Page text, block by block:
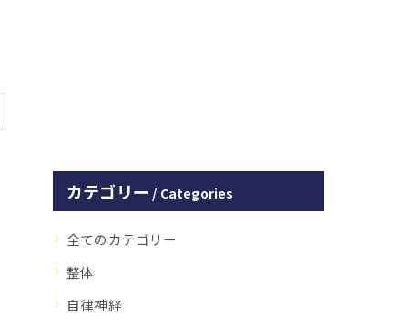
カテゴリー Categories
全てのカテゴリー
整体
自律神経